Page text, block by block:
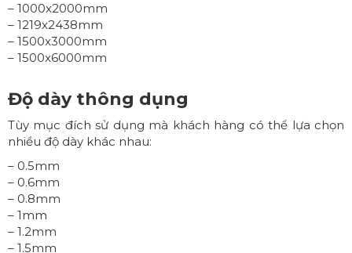
– 1000x2000mm
– 1219x2438mm
– 1500x3000mm
– 1500x6000mm
Độ dày thông dụng
Tùy mục đích sử dụng mà khách hàng có thể lựa chọn
nhiều độ dày khác nhau:
– 0.5mm
– 0.6mm
– 0.8mm
– 1mm
– 1.2mm
– 1.5mm